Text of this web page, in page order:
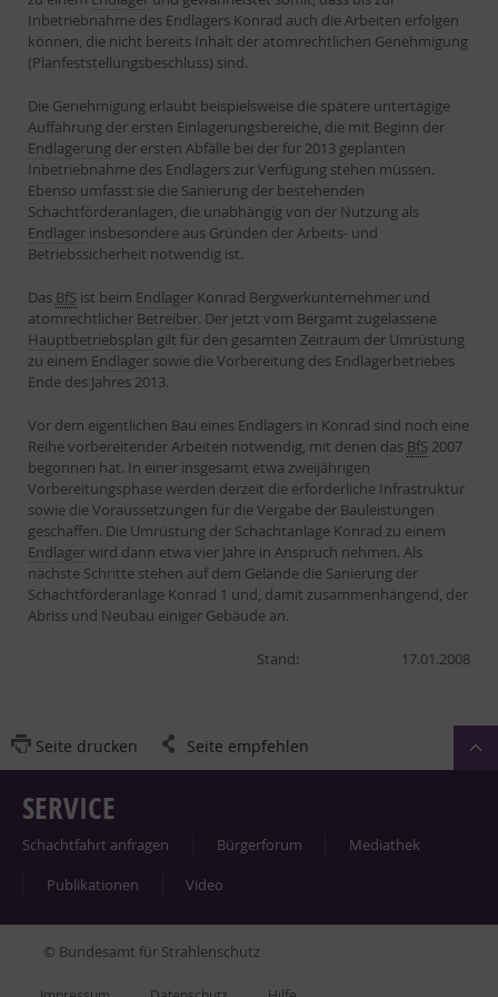
Inbetriebnahme des Endlagers Konrad auch die Arbeiten erfolgen
können, die nicht bereits Inhalt der atomrechtlichen Genehmigung
(Planfeststellungsbeschluss) sind.
Die Genehmigung erlaubt beispielsweise die spätere untertägige
Auffahrung der ersten Einlagerungsbereiche, die mit Beginn der
Endlagerungder ersten Abfälle bei der für 2013 geplanten
Inbetriebnahme des Endlagers zur Verfügung stehen müssen.
Ebenso umfasst sie die Sanierung der bestehenden
Schachtförderanlagen, die unabhängig von der Nutzung als
Endlagerinsbesondere aus Gründen der Arbeits- und
Betriebssicherheit notwendig ist.
Das BfS ist beim EndlagerKonrad Bergwerkunternehmer und
atomrechtlicher Betreiber. Der jetzt vom Bergamt zugelassene
Hauptbetriebsplan gilt für den gesamten Zeitraum der Umrüstung
zu einem Endlagersowie die Vorbereitung des Endlagerbetriebes
Ende des Jahres 2013.
Vor dem eigentlichen Bau eines Endlagers in Konrad sind noch eine
Reihe vorbereitender Arbeiten notwendig, mit denen das BfS 2007
begonnen hat. In einer insgesamt etwa zweijährigen
Vorbereitungsphase werden derzeit die erforderliche Infrastruktur
sowie die Voraussetzungen für die Vergabe der Bauleistungen
geschaffen. Die Umrüstung der Schachtanlage Konrad zu einem
Endlagerwird dann etwa vier Jahre in Anspruch nehmen. Als
nächste Schritte stehen auf dem Gelände die Sanierung der
Schachtförderanlage Konrad 1 und, damit zusammenhängend, der
Abriss und Neubau einiger Gebäude an.
Stand: 17.01.2008
Seite drucken Seite empfehlen
SERVICE
Schacht­fahrt an­fra­gen Bür­ger­fo­rum
Me­dia­thek
Pu­bli­ka­tio­nen
Vi­deo
© Bundesamt für Strahlenschutz